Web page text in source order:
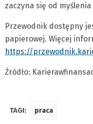
zaczyna się od myślenia
Przewodnik dostępny
papierowej. Więcej
https://
Źródło:
TAGI: praca